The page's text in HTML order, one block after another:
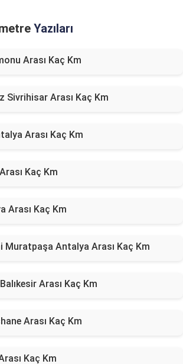
Yazıları
Arası Kaç Km
Sivrihisar Arası Kaç Km
Arası Kaç Km
Kaç Km
Arası Kaç Km
Muratpaşa Antalya Arası Kaç Km
Arası Kaç Km
Arası Kaç Km
Kaç Km